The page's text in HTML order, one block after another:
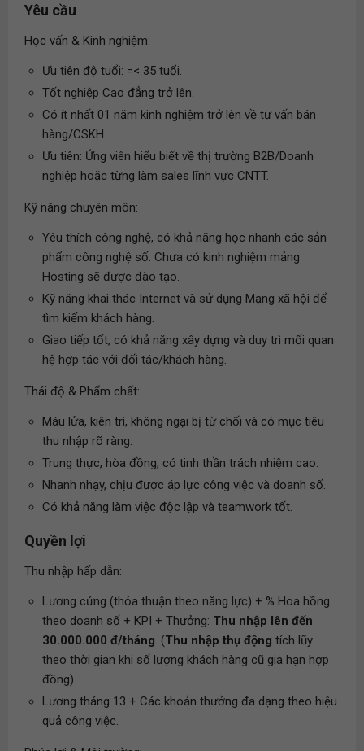
Yêu cầu
Học vấn & Kinh nghiệm:
Ưu tiên độ tuổi: =< 35 tuổi.
Tốt nghiệp Cao đẳng trở lên.
Có ít nhất 01 năm kinh nghiệm trở lên về tư vấn bán
hàng/CSKH.
Ưu tiên: Ứng viên hiểu biết về thị trường B2B/Doanh
nghiệp hoặc từng làm sales lĩnh vực CNTT.
Kỹ năng chuyên môn:
Yêu thích công nghệ, có khả năng học nhanh các sản
phẩm công nghệ số. Chưa có kinh nghiệm mảng
Hosting sẽ được đào tạo.
Kỹ năng khai thác Internet và sử dụng Mạng xã hội để
tìm kiếm khách hàng.
Giao tiếp tốt, có khả năng xây dựng và duy trì mối quan
hệ hợp tác với đối tác/khách hàng.
Thái độ & Phẩm chất:
Máu lửa, kiên trì, không ngại bị từ chối và có mục tiêu
thu nhập rõ ràng.
Trung thực, hòa đồng, có tinh thần trách nhiệm cao.
Nhanh nhạy, chịu được áp lực công việc và doanh số.
Có khả năng làm việc độc lập và teamwork tốt.
Quyền lợi
Thu nhập hấp dẫn:
Lương cứng (thỏa thuận theo năng lực) + % Hoa hồng
theo doanh số + KPI + Thưởng: Thu nhập lên đến
30.000.000 đ/tháng. (Thu nhập thụ động tích lũy
theo thời gian khi số lượng khách hàng cũ gia hạn hợp
đồng)
Lương tháng 13 + Các khoản thưởng đa dạng theo hiệu
quả công việc.